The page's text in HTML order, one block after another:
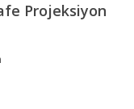
Projeksiyon